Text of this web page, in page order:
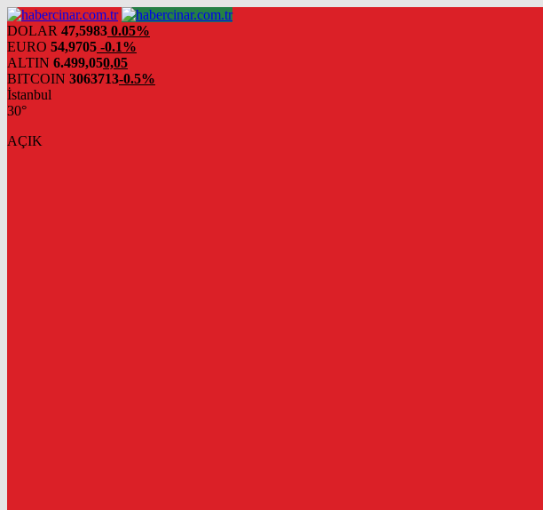
DOLAR 47,5983 0.05%
EURO 54,9705 -0.1%
ALTIN 6.499,050,05
BITCOIN 3063713-0.5%
İstanbul
30°
AÇIK